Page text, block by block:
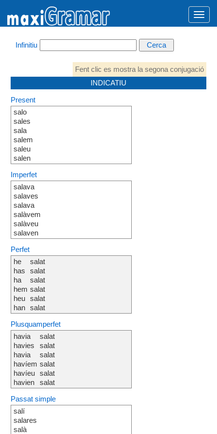
Infinitiu
Fent clic es mostra la segona conjugació
INDICATIU
Present
salo
sales
sala
salem
saleu
salen
Imperfet
salava
salaves
salava
salàvem
salàveu
salaven
Perfet
he
has
ha
hem
heu
han
salat
salat
salat
salat
salat
salat
Plusquamperfet
havia
havies
havia
havíem
havíeu
havien
salat
salat
salat
salat
salat
salat
Passat simple
salí
salares
salà